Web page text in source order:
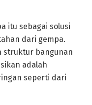
itu sebagai solusi
dari gempa.
struktur bangunan
adalah
seperti dari